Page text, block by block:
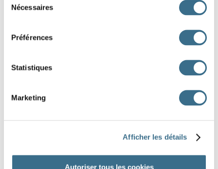
Nécessaires
Préférences
Statistiques
Marketing
Afficher les détails
Autoriser tous les cookies